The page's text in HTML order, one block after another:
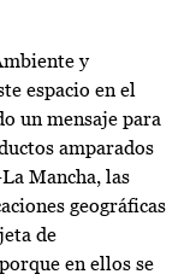
y
espacio en el
un mensaje para
amparados
Mancha, las
geográficas
de
en ellos se